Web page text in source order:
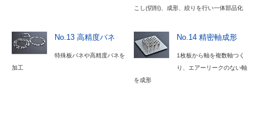
こし(切削)、成形、絞りを行い一体部品化
No.13 高精度バネ
特殊板バネや高精度バネを
加工
No.14 精密軸成形
1枚板から軸を複数軸つく
り、エアーリークのない軸
を成形